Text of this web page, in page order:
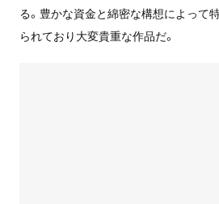
る。豊かな資金と綿密な構想によって
られており大変貴重な作品だ。